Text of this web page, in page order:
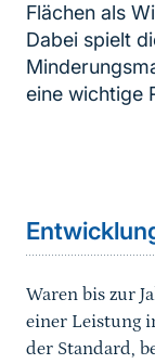
Flächen als
Dabei spielt
eine wichtige
Waren bis zur
einer Leistung
der Standard,